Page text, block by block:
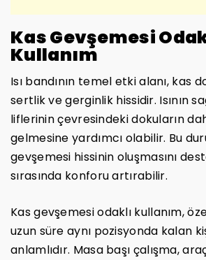
Kas Gevşemesi
Kullanım
Isı bandının temel etki alanı, kas
sertlik ve gerginlik hissidir. Isının
liflerinin çevresindeki dokuların
gelmesine yardımcı olabilir. Bu
gevşemesi hissinin oluşmasını
sırasında konforu artırabilir.
Kas gevşemesi odaklı kullanım,
uzun süre aynı pozisyonda kalan
anlamlıdır. Masa başı çalışma,